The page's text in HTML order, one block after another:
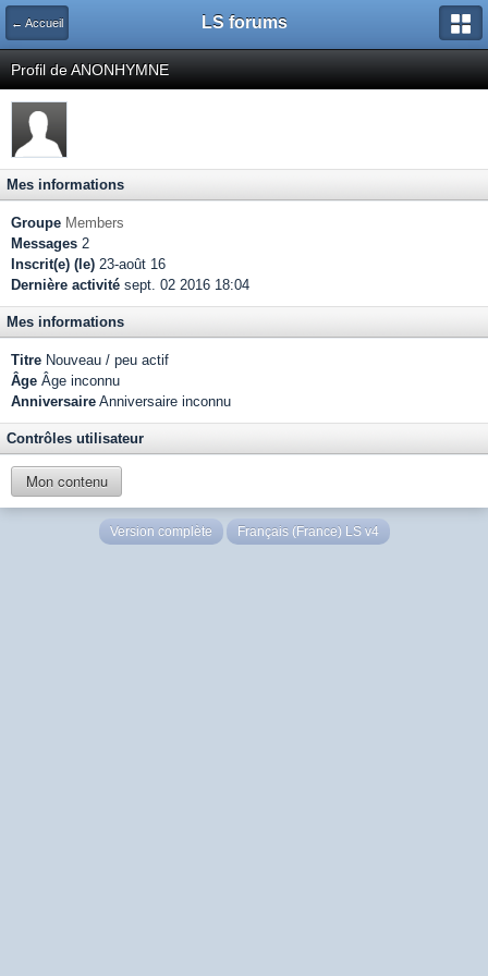
← Accueil LS forums
Profil de ANONHYMNE
Mes informations
Groupe Members
Messages 2
Inscrit(e) (le) 23-août 16
Dernière activité sept. 02 2016 18:04
Mes informations
Titre Nouveau / peu actif
Âge Âge inconnu
Anniversaire Anniversaire inconnu
Contrôles utilisateur
Mon contenu
Version complète Français (France) LS v4